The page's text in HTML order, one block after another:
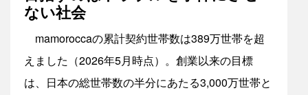
ない社会
mamoroccaの累計契約世帯数は389万世帯を超
えました（2026年5月時点）。創業以来の目標
は、日本の総世帯数の半分にあたる3,000万世帯と